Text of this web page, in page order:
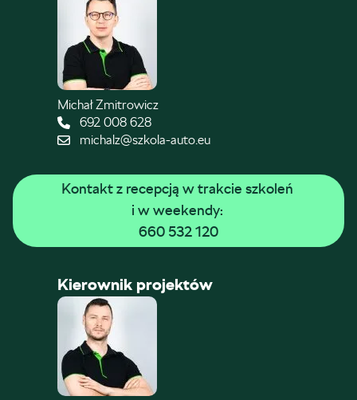
Michał Zmitrowicz
692 008 628
michalz@szkola-auto.eu
Kontakt z recepcją w trakcie szkoleń
i w weekendy:
660 532 120
Kierownik projektów